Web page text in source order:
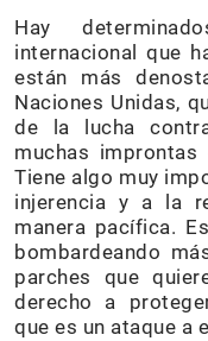
Hay
internacional que
están más
Naciones Unidas,
de la lucha
muchas
Tiene algo muy
injerencia y a la
manera pacífica.
bombardeando
parches que
derecho a
que es un ataque a